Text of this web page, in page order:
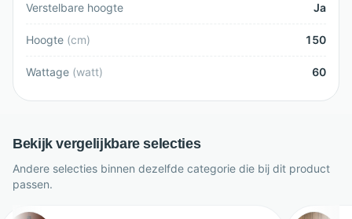
Verstelbare hoogte Ja
Hoogte (cm) 150
Wattage (watt) 60
Bekijk vergelijkbare selecties
Andere selecties binnen dezelfde categorie die bij dit product
passen.